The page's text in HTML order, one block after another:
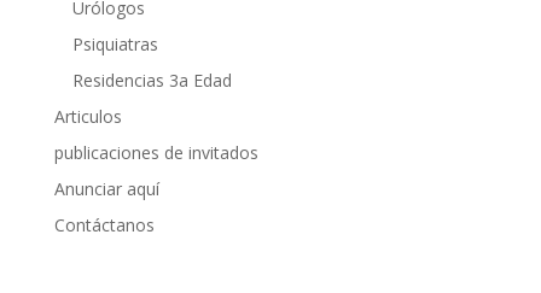
Urólogos
Psiquiatras
Residencias 3a Edad
Articulos
publicaciones de invitados
Anunciar aquí
Contáctanos